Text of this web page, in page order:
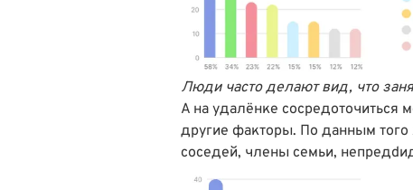
Люди часто делают вид, что
А на удалёнке сосредоточиться
другие факторы. По данным
соседей, члены семьи,